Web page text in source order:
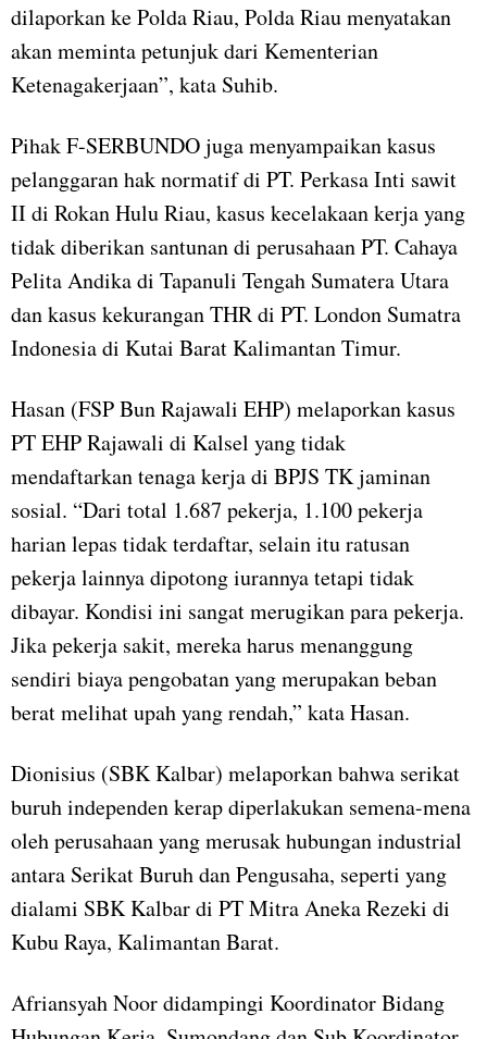
dilaporkan ke Polda Riau, Polda Riau menyatakan
akan meminta petunjuk dari Kementerian
Ketenagakerjaan”, kata Suhib.
Pihak F-SERBUNDO juga menyampaikan kasus
pelanggaran hak normatif di PT. Perkasa Inti sawit
II di Rokan Hulu Riau, kasus kecelakaan kerja yang
tidak diberikan santunan di perusahaan PT. Cahaya
Pelita Andika di Tapanuli Tengah Sumatera Utara
dan kasus kekurangan THR di PT. London Sumatra
Indonesia di Kutai Barat Kalimantan Timur.
Hasan (FSP Bun Rajawali EHP) melaporkan kasus
PT EHP Rajawali di Kalsel yang tidak
mendaftarkan tenaga kerja di BPJS TK jaminan
sosial. “Dari total 1.687 pekerja, 1.100 pekerja
harian lepas tidak terdaftar, selain itu ratusan
pekerja lainnya dipotong iurannya tetapi tidak
dibayar. Kondisi ini sangat merugikan para pekerja.
Jika pekerja sakit, mereka harus menanggung
sendiri biaya pengobatan yang merupakan beban
berat melihat upah yang rendah,” kata Hasan.
Dionisius (SBK Kalbar) melaporkan bahwa serikat
buruh independen kerap diperlakukan semena-mena
oleh perusahaan yang merusak hubungan industrial
antara Serikat Buruh dan Pengusaha, seperti yang
dialami SBK Kalbar di PT Mitra Aneka Rezeki di
Kubu Raya, Kalimantan Barat.
Afriansyah Noor didampingi Koordinator Bidang